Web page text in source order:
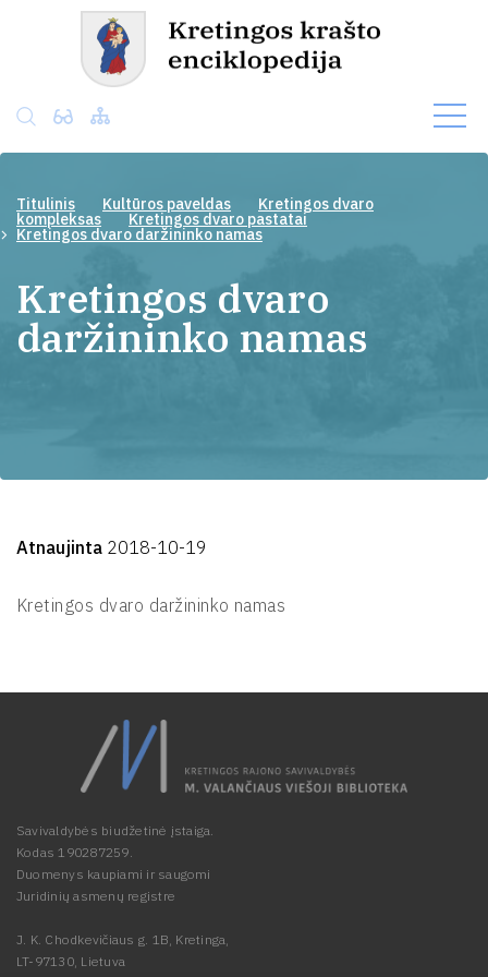
Titulinis Kultūros paveldas Kretingos dvaro
kompleksas Kretingos dvaro pastatai
Kretingos dvaro daržininko namas
Kretingos dvaro
daržininko namas
Atnaujinta 2018-10-19
Kretingos dvaro daržininko namas
Savivaldybės biudžetinė įstaiga.
Kodas 190287259.
Duomenys kaupiami ir saugomi
Juridinių asmenų registre
J. K. Chodkevičiaus g. 1B, Kretinga,
LT-97130, Lietuva